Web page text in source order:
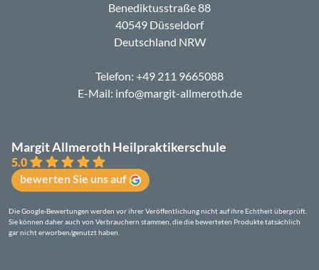
Margit Allmeroth Heilpraktikerschule
5.0
bewerten Sie uns auf
Die Google-Bewertungen werden vor ihrer Veröffentlichung nicht auf ihre Echtheit überprüft.
Sie können daher auch von Verbrauchern stammen, die die bewerteten Produkte tatsächlich
gar nicht erworben/genutzt haben.
Benediktusstraße 88
40549 Düsseldorf
Deutschland NRW
Telefon: +49 211 9665088
E-Mail: info@margit-allmeroth.de